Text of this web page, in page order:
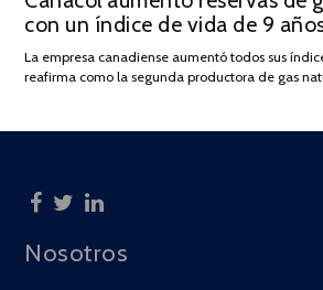
JULIO
2025
con un índice de vida de 9
La empresa canadiense aumentó todos sus
reafirma como la segunda productora de gas
Nosotros